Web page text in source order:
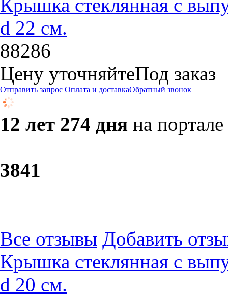
Крышка стеклянная с
d 22 см.
88286
Цену уточняйтеПод заказ
Отправить запрос Оплата и доставкаОбратный звонок
12 лет 274 дня на портале
3841
Все отзывы Добавить
Крышка стеклянная с
d 20 см.